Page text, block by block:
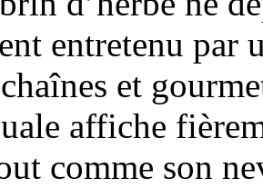
entretenu par
et
affiche
comme son